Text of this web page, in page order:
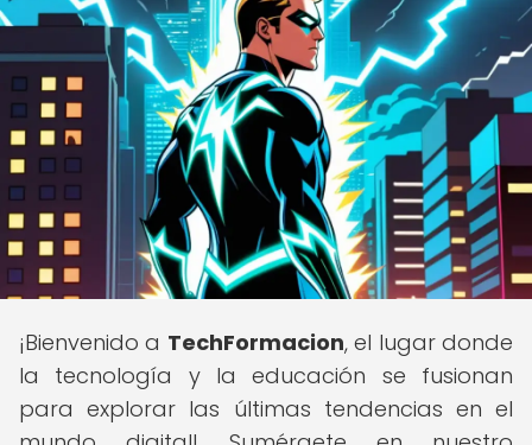
¡Bienvenido a TechFormacion, el lugar donde
la tecnología y la educación se fusionan
para explorar las últimas tendencias en el